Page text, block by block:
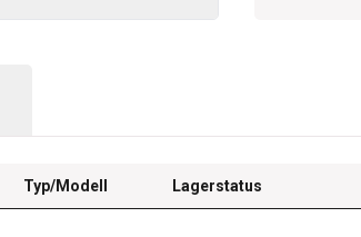
Typ/Modell Lagerstatus